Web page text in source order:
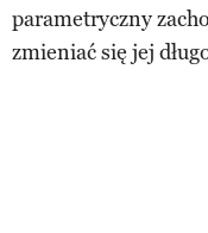
parametryczny
zmieniać się jej